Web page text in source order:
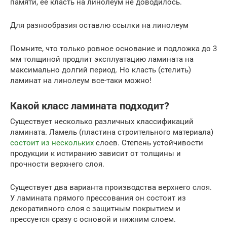
памяти, ее класть на линолеум не доводилось.
Для разнообразия оставлю ссылки на линолеум
Помните, что только ровное основание и подложка до 3
мм толщиной продлит эксплуатацию ламината на
максимально долгий период. Но класть (стелить)
ламинат на линолеум все-таки можно!
Какой класс ламината подходит?
Существует несколько различных классификаций
ламината. Ламель (пластина строительного материала)
состоит из нескольких слоев. Степень устойчивости
продукции к истиранию зависит от толщины и
прочности верхнего слоя.
Существует два варианта производства верхнего слоя.
У ламината прямого прессования он состоит из
декоративного слоя с защитным покрытием и
прессуется сразу с основой и нижним слоем.